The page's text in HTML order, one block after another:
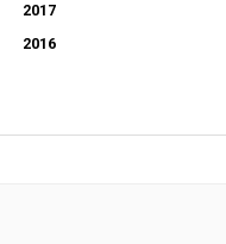
2017
2016